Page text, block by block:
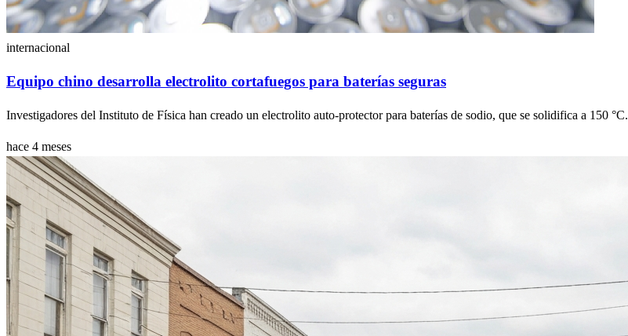
internacional
Equipo chino desarrolla electrolito cortafuegos para baterías seguras
Investigadores del Instituto de Física han creado un electrolito auto-protector para baterías de sodio, que se solidifica a 150 °C.
hace 4 meses